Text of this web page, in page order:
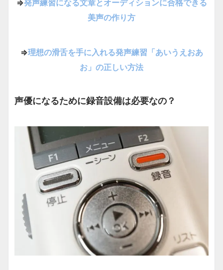
⇒発声練習になる文章とオーディションに合格できる
美声の作り方
⇒理想の滑舌を手に入れる発声練習「あいうえおあ
お」の正しい方法
声優になるために録音設備は必要なの？